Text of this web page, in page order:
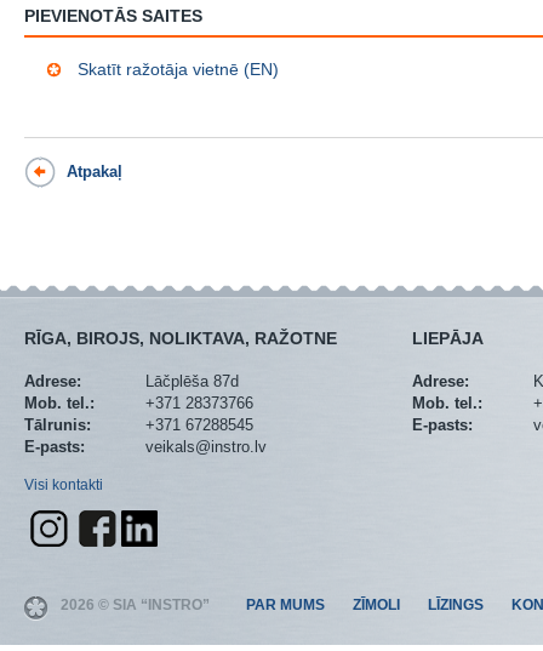
PIEVIENOTĀS SAITES
Skatīt ražotāja vietnē (EN)
Atpakaļ
RĪGA, BIROJS, NOLIKTAVA, RAŽOTNE
Adrese:
Lāčplēša 87d
Mob. tel.:
+371 28373766
Tālrunis:
+371 67288545
E-pasts:
veikals@instro.lv
Visi kontakti
LIEPĀJA
Adrese:
Mob. tel.:
E-pasts:
2026 © SIA “INSTRO” PAR MUMS ZĪMOLI LĪZINGS